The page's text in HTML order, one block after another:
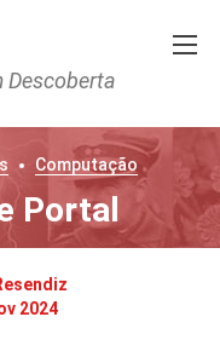
Descoberta
Computação
Portal
2024